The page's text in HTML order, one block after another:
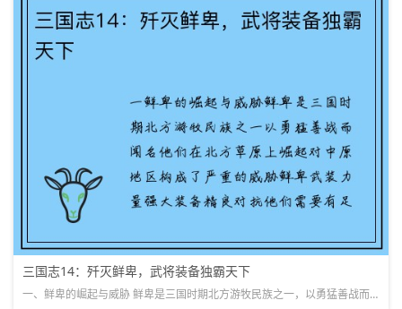
三国志14：歼灭鲜卑，武将装备独霸天下
一、鲜卑的崛起与威胁 鲜卑是三国时期北方游牧民族之一，以勇猛善战而闻名。他们在北方草原上崛起，对中原地区构成了严重的威胁。鲜卑武装力量强大，装备精良，对抗他们需要有足够的武将和装备。s&#x...